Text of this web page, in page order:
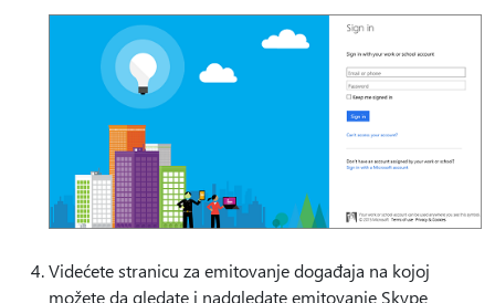
Videćete stranicu za emitovanje događaja na kojoj
možete da gledate i nadgledate emitovanje Skype